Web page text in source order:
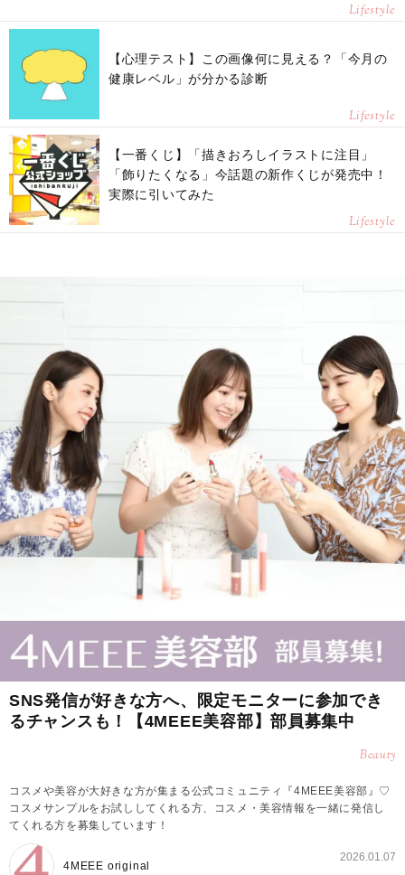
Lifestyle
【心理テスト】この画像何に見える？「今月の
健康レベル」が分かる診断
Lifestyle
【一番くじ】「描きおろしイラストに注目」
「飾りたくなる」今話題の新作くじが発売中！
実際に引いてみた
Lifestyle
SNS発信が好きな方へ、限定モニターに参加でき
るチャンスも！【4MEEE美容部】部員募集中
Beauty
コスメや美容が大好きな方が集まる公式コミュニティ『4MEEE美容部』♡
コスメサンプルをお試ししてくれる方、コスメ・美容情報を一緒に発信し
てくれる方を募集しています！
4MEEE original
2026.01.07